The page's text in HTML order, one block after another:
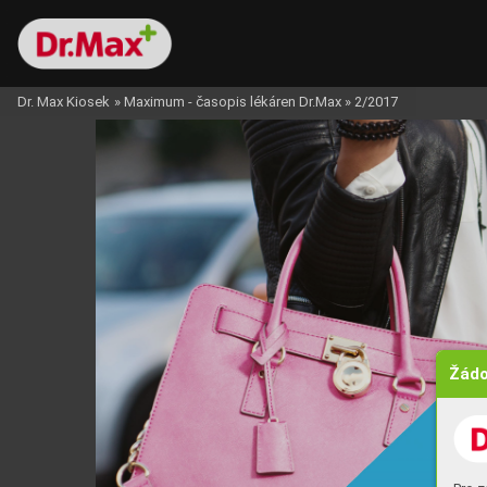
Dr. Max Kiosek » Maximum - časopis lékáren Dr.Max » 2/2017